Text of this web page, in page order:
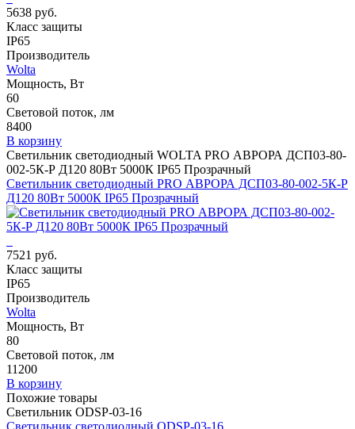
5638 руб.
Класс защиты
IP65
Производитель
Wolta
Мощность, Вт
60
Световой поток, лм
8400
В корзину
Светильник светодиодный WOLTA PRO АВРОРА ДСП03-80-
002-5К-Р Д120 80Вт 5000К IP65 Прозрачный
Светильник светодиодный PRO АВРОРА ДСП03-80-002-5К-Р
Д120 80Вт 5000К IP65 Прозрачный
7521 руб.
Класс защиты
IP65
Производитель
Wolta
Мощность, Вт
80
Световой поток, лм
11200
В корзину
Похожие товары
Светильник ODSP-03-16